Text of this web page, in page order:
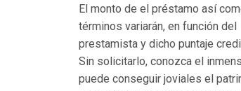
El monto de el préstamo así­
términos variarán, en función del
prestamista y dicho puntaje
Sin solicitarlo, conozca el
puede conseguir joviales el
г
р
а
т
ь